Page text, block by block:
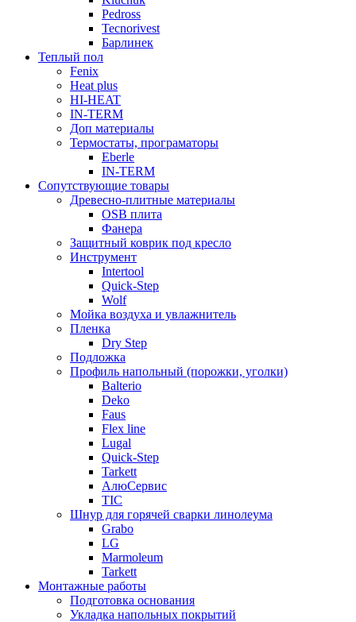
Pedross
Tecnorivest
Барлинек
Теплый пол
Fenix
Heat plus
HI-HEAT
IN-TERM
Доп материалы
Термостаты, програматоры
Eberle
IN-TERM
Сопутствующие товары
Древесно-плитные материалы
OSB плита
Фанера
Защитный коврик под кресло
Инструмент
Intertool
Quick-Step
Wolf
Мойка воздуха и увлажнитель
Пленка
Dry Step
Подложка
Профиль напольный (порожки, уголки)
Balterio
Deko
Faus
Flex line
Lugal
Quick-Step
Tarkett
АлюСервис
ТІС
Шнур для горячей сварки линолеума
Grabo
LG
Marmoleum
Tarkett
Монтажные работы
Подготовка основания
Укладка напольных покрытий